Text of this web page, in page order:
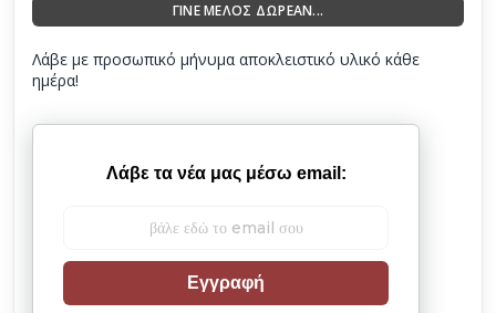
ΓΙΝΕ ΜΕΛΟΣ ΔΩΡΕΑΝ...
Λάβε με προσωπικό μήνυμα αποκλειστικό υλικό κάθε
ημέρα!
Λάβε τα νέα μας μέσω email:
Εγγραφή